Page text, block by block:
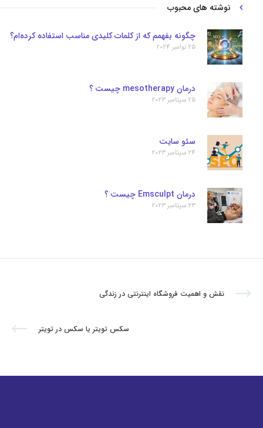
نوشته های محبوب
چگونه بفهمم که از کلمات کلیدی مناسب استفاده کرده‌ام؟
25 نوامبر 2024
درمان mesotherapy چیست ؟
25 سپتامبر 2023
سئو سایت
24 سپتامبر 2023
درمان Emsculpt چیست ؟
23 سپتامبر 2023
نقش و اهمیت فروشگاه اینترنتی در زندگی
سکس تویتر یا سکس در تویتر